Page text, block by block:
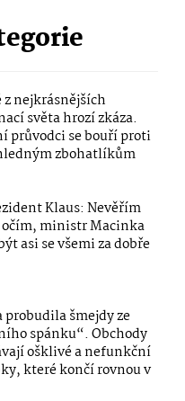
z nejkrásnějších
světa hrozí zkáza.
průvodci se bouří proti
zbohatlíkům
Klaus: Nevěřím
očím, ministr Macinka
asi se všemi za dobře
probudila šmejdy ze
spánku“. Obchody
ošklivé a nefunkční
které končí rovnou v